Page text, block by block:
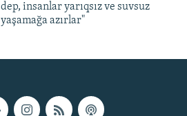
dep, insanlar yarıqsız ve suvsuz
yaşamağa azırlar"